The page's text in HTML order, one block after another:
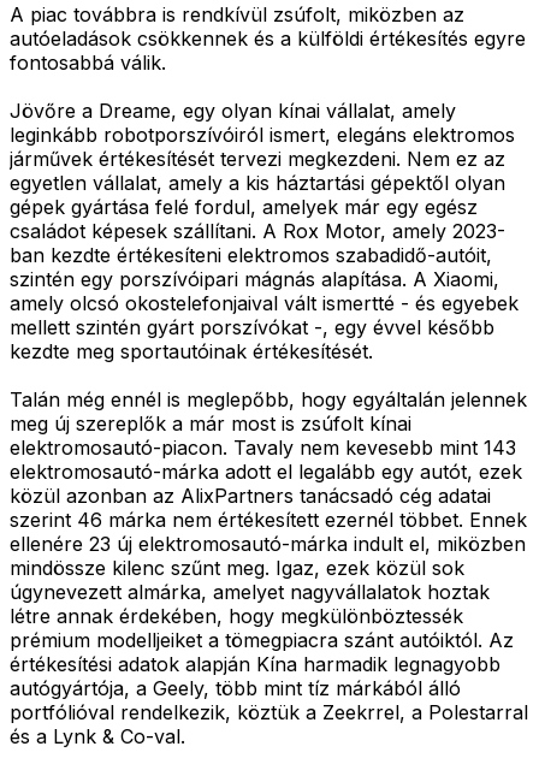
A piac továbbra is rendkívül zsúfolt, miközben az
autóeladások csökkennek és a külföldi értékesítés egyre
fontosabbá válik.
Jövőre a Dreame, egy olyan kínai vállalat, amely
leginkább robotporszívóiról ismert, elegáns elektromos
járművek értékesítését tervezi megkezdeni. Nem ez az
egyetlen vállalat, amely a kis háztartási gépektől olyan
gépek gyártása felé fordul, amelyek már egy egész
családot képesek szállítani. A Rox Motor, amely 2023-
ban kezdte értékesíteni elektromos szabadidő-autóit,
szintén egy porszívóipari mágnás alapítása. A Xiaomi,
amely olcsó okostelefonjaival vált ismertté - és egyebek
mellett szintén gyárt porszívókat -, egy évvel később
kezdte meg sportautóinak értékesítését.
Talán még ennél is meglepőbb, hogy egyáltalán jelennek
meg új szereplők a már most is zsúfolt kínai
elektromosautó-piacon. Tavaly nem kevesebb mint 143
elektromosautó-márka adott el legalább egy autót, ezek
közül azonban az AlixPartners tanácsadó cég adatai
szerint 46 márka nem értékesített ezernél többet. Ennek
ellenére 23 új elektromosautó-márka indult el, miközben
mindössze kilenc szűnt meg. Igaz, ezek közül sok
úgynevezett almárka, amelyet nagyvállalatok hoztak
létre annak érdekében, hogy megkülönböztessék
prémium modelljeiket a tömegpiacra szánt autóiktól. Az
értékesítési adatok alapján Kína harmadik legnagyobb
autógyártója, a Geely, több mint tíz márkából álló
portfólióval rendelkezik, köztük a Zeekrrel, a Polestarral
és a Lynk & Co-val.